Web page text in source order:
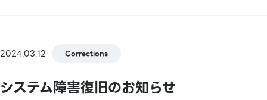
2024.03.12 Corrections
システム障害復旧のお知らせ